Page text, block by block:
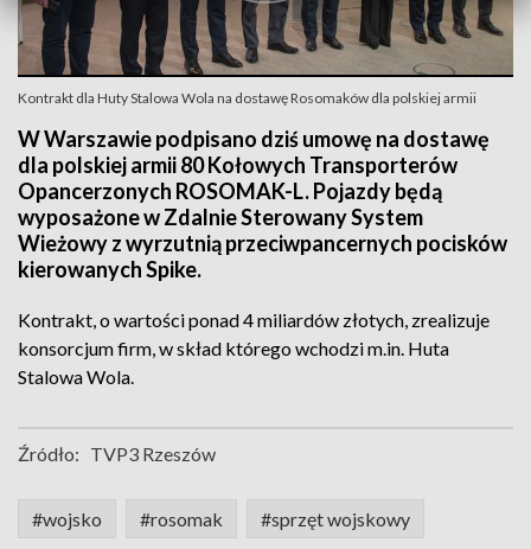
Kontrakt dla Huty Stalowa Wola na dostawę Rosomaków dla polskiej armii
W Warszawie podpisano dziś umowę na dostawę
dla polskiej armii 80 Kołowych Transporterów
Opancerzonych ROSOMAK-L. Pojazdy będą
wyposażone w Zdalnie Sterowany System
Wieżowy z wyrzutnią przeciwpancernych pocisków
kierowanych Spike.
Kontrakt, o wartości ponad 4 miliardów złotych, zrealizuje
konsorcjum firm, w skład którego wchodzi m.in. Huta
Stalowa Wola.
Źródło: TVP3 Rzeszów
#wojsko #rosomak #sprzęt wojskowy